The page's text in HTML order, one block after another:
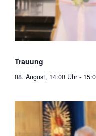
Trauung
08. August, 14:00 Uhr -